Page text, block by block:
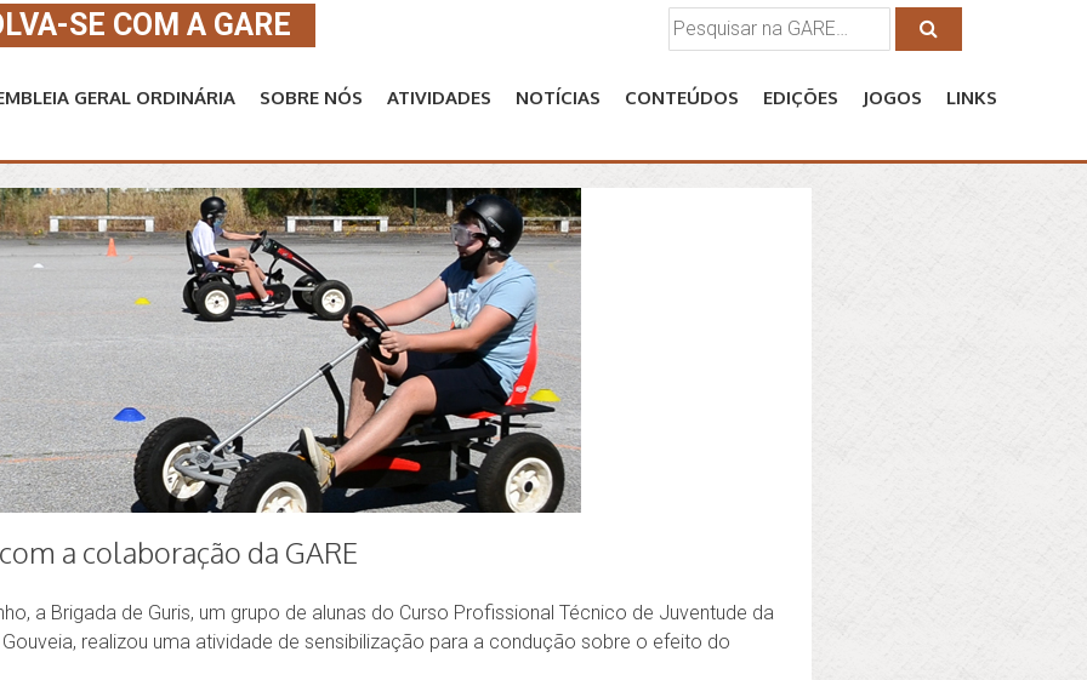
SE COM A GARE
Pesquisar
por:
GERAL ORDINÁRIA SOBRE NÓS ATIVIDADES NOTÍCIAS CONTEÚDOS EDIÇÕES JOGOS
LINKS
a colaboração da GARE
a Brigada de Guris, um grupo de alunas do Curso Profissional Técnico de Juventude da
realizou uma atividade de sensibilização para a condução sobre o efeito do